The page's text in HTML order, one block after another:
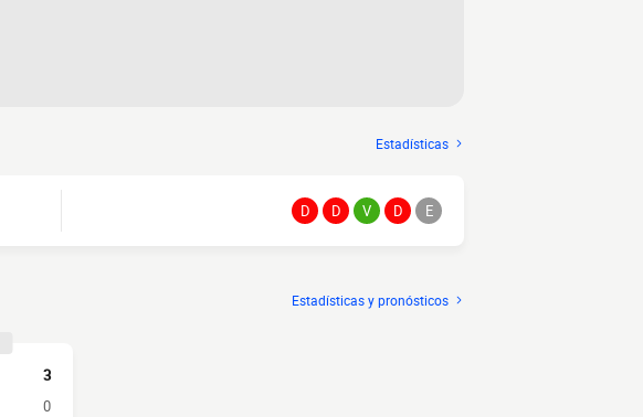
Estadísticas
D D V D E
Estadísticas y pronósticos
3
0